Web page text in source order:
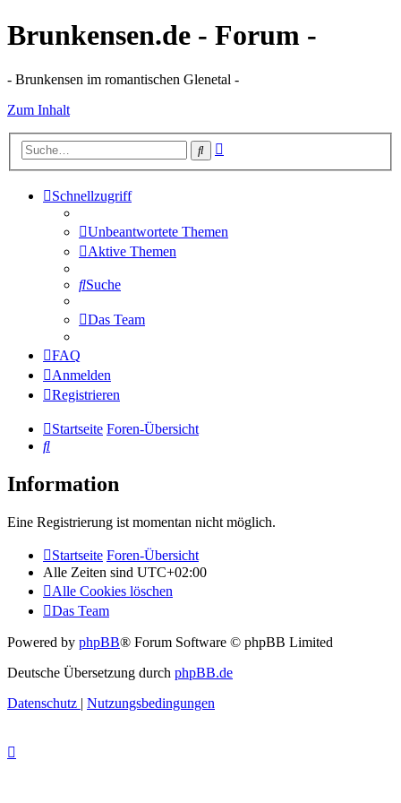
Brunkensen.de - Forum -
- Brunkensen im romantischen Glenetal -
Zum Inhalt
Suche
Schnellzugriff
Unbeantwortete Themen
Aktive Themen
Suche
Das Team
FAQ
Anmelden
Registrieren
Startseite Foren-Übersicht
Suche
Information
Eine Registrierung ist momentan nicht möglich.
Startseite Foren-Übersicht
Alle Zeiten sind UTC+02:00
Alle Cookies löschen
Das Team
Powered by phpBB® Forum Software © phpBB Limited
Deutsche Übersetzung durch phpBB.de
Datenschutz | Nutzungsbedingungen